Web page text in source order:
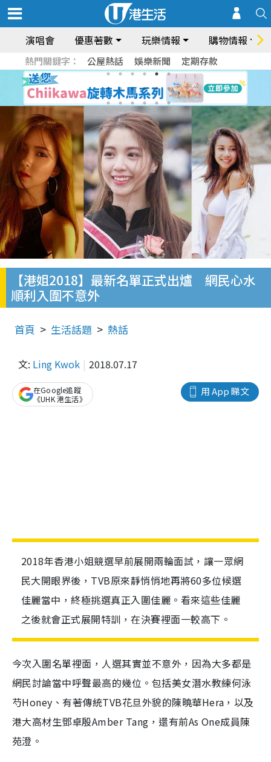
演唱會 優惠著數 玩樂情報 購物情報
熱門關鍵字： 公屋熱話 娛樂新聞 定期存款
【港姐2018】最新名單正式出爐 網民心水
順利入圍不意外
首頁 生活話題 熱話
文: Ling Kwok 2018.07.17
用 App 睇文
在Google追蹤
《UHK 港生活》
2018年香港小姐競選早前展開兩輪面試，讓一眾網
民大開眼界後，TVB原來靜悄悄地再將60多位候選
佳麗當中，終極挑選真正入圍佳麗。看來這些佳麗
之後就會正式展開特訓，在決賽裡面一較高下。
今次入圍名單裡面，人選其實並不意外，因為大多都是
網民討論當中呼聲最高的幾位。包括美女潛水教練何泳
芍Honey、有著傳統TVB花旦外貌的陳曉華Hera，以及
港大高材生鄧卓殷Amber Tang，還有前As One成員陳
苑澄。